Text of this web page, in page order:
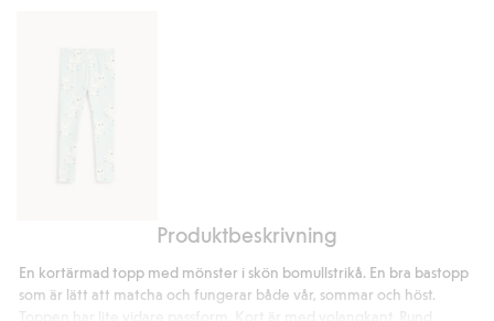
bomullstrikå
Produktbeskrivning
En kortärmad topp med mönster i skön bomullstrikå. En bra bastopp
som är lätt att matcha och fungerar både vår, sommar och höst.